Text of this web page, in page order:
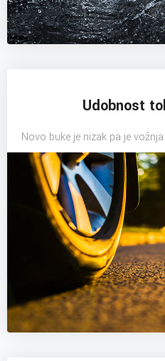
Udobnost
Novo buke je nizak pa je